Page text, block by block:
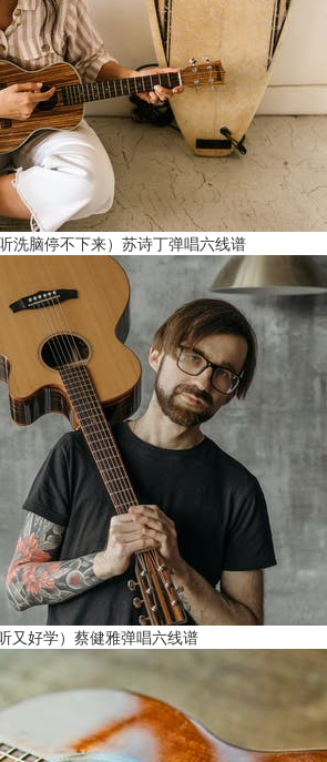
洗脑停不下来）苏诗丁弹唱六线谱
又好学）蔡健雅弹唱六线谱